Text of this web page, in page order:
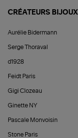
CRÉATEURS BIJOUX
Aurélie Bidermann
Serge Thoraval
d1928
Feidt Paris
Gigi Clozeau
Ginette NY
Pascale Monvoisin
Stone Paris